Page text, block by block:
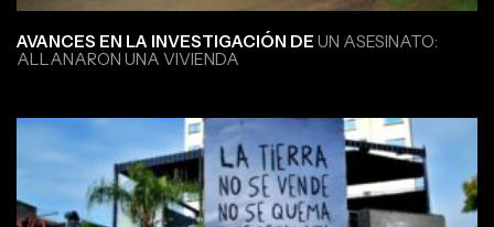
AVANCES EN LA INVESTIGACIÓN DE UN ASESINATO:
ALLANARON UNA VIVIENDA